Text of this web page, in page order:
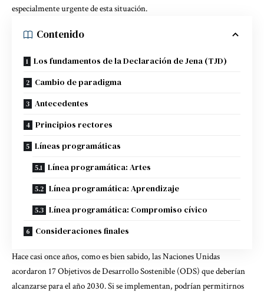
especialmente urgente de esta situación.
Contenido
Los fundamentos de la Declaración de Jena (TJD)
Cambio de paradigma
Antecedentes
Principios rectores
Líneas programáticas
Línea programática: Artes
Línea programática: Aprendizaje
Línea programática: Compromiso cívico
Consideraciones finales
Hace casi once años, como es bien sabido, las Naciones Unidas
acordaron 17 Objetivos de Desarrollo Sostenible (ODS) que deberían
alcanzarse para el año 2030. Si se implementan, podrían permitirnos